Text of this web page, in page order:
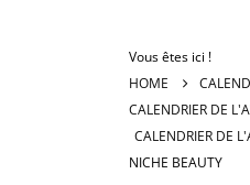
Vous êtes ici !
HOME
CALENDRIER DE
CALENDRIER DE
NICHE BEAUTY